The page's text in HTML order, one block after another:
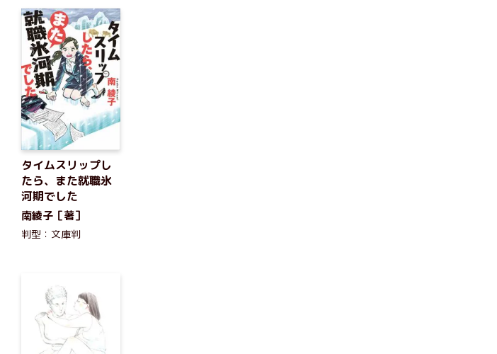
タイムスリップし
たら、また就職氷
河期でした
南綾子［著］
判型：文庫判